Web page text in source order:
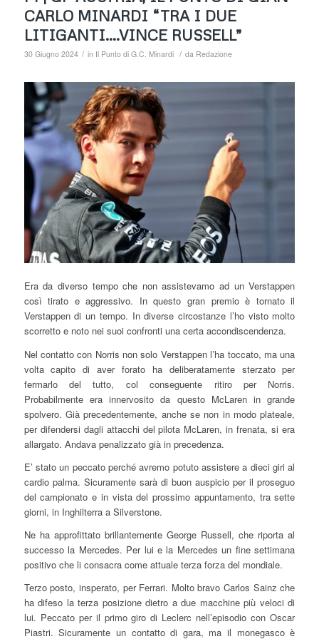
CARLO MINARDI “TRA I DUE
LITIGANTI….VINCE RUSSELL”
30 Giugno 2024 / in Il Punto di G.C. Minardi / da Redazione
Era da diverso tempo che non assistevamo ad un Verstappen
così tirato e aggressivo. In questo gran premio è tornato il
Verstappen di un tempo. In diverse circostanze l’ho visto molto
scorretto e noto nei suoi confronti una certa accondiscendenza.
Nel contatto con Norris non solo Verstappen l’ha toccato, ma una
volta capito di aver forato ha deliberatamente sterzato per
fermarlo del tutto, col conseguente ritiro per Norris.
Probabilmente era innervosito da questo McLaren in grande
spolvero. Già precedentemente, anche se non in modo plateale,
per difendersi dagli attacchi del pilota McLaren, in frenata, si era
allargato. Andava penalizzato già in precedenza.
E’ stato un peccato perché avremo potuto assistere a dieci giri al
cardio palma. Sicuramente sarà di buon auspicio per il proseguo
del campionato e in vista del prossimo appuntamento, tra sette
giorni, in Inghilterra a Silverstone.
Ne ha approfittato brillantemente George Russell, che riporta al
successo la Mercedes. Per lui e la Mercedes un fine settimana
positivo che li consacra come attuale terza forza del mondiale.
Terzo posto, insperato, per Ferrari. Molto bravo Carlos Sainz che
ha difeso la terza posizione dietro a due macchine più veloci di
lui. Peccato per il primo giro di Leclerc nell’episodio con Oscar
Piastri. Sicuramente un contatto di gara, ma il monegasco è